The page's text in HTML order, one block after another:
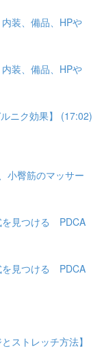
装、備品、HPや
装、備品、HPや
ク効果】 (17:02)
小臀筋のマッサー
を見つける PDCA
を見つける PDCA
ストレッチ方法】